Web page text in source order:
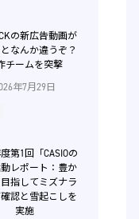
年7月29日
の新広告動画が
なんか違うぞ？
チームを突撃
第1回「CASIOの
レポート：豊か
指してミズナラ
認と雪起こしを
実施